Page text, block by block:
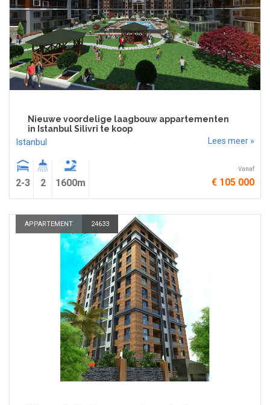
Nieuwe voordelige laagbouw appartementen
in Istanbul Silivri te koop
Istanbul Lees meer »
2-3 2 1600m
Vanaf
€ 105 000
APPARTEMENT 24633